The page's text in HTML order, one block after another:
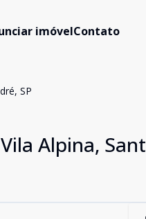
imóvelContato
SP
Alpina,